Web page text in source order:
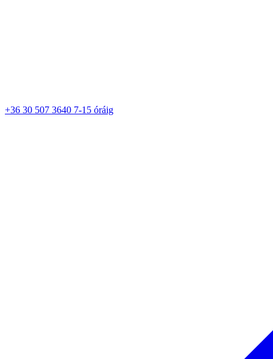
+36 30 507 3640 7-15 óráig